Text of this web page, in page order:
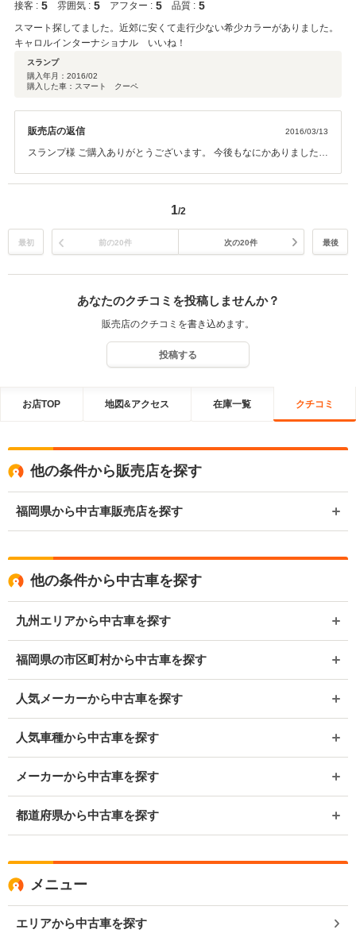
接客 : 5 雰囲気 : 5 アフター : 5 品質 : 5
スマート探してました。近郊に安くて走行少ない希少カラーがありました。
キャロルインターナショナル いいね！
スランプ
購入年月： 2016/02
購入した車：スマート クーペ
販売店の返信 2016/03/13
スランプ様 ご購入ありがとうございます。 今後もなにかありました
1/2
最初 前の20件 次の20件 最後
あなたのクチコミを投稿しませんか？
販売店のクチコミを書き込めます。
投稿する
お店TOP 地図&アクセス 在庫一覧 クチコミ
他の条件から販売店を探す
福岡県から中古車販売店を探す
他の条件から中古車を探す
九州エリアから中古車を探す
福岡県の市区町村から中古車を探す
人気メーカーから中古車を探す
人気車種から中古車を探す
メーカーから中古車を探す
都道府県から中古車を探す
メニュー
エリアから中古車を探す